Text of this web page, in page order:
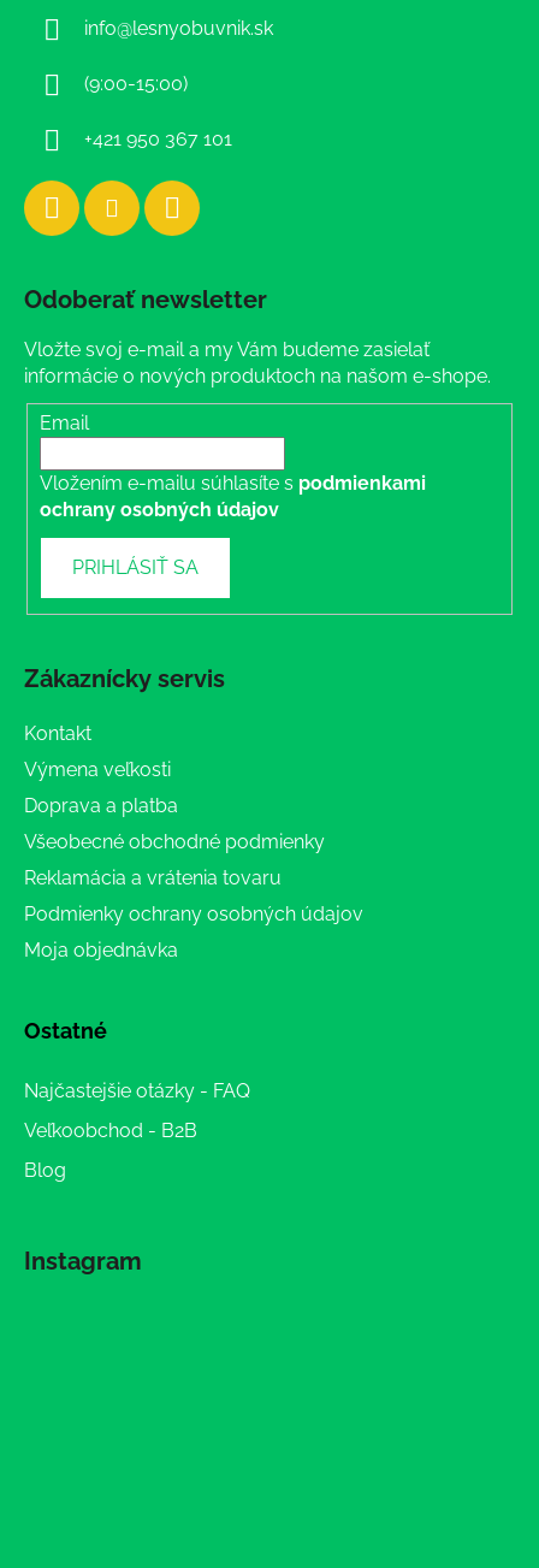
info@lesnyobuvnik.sk
(9:00-15:00)
+421 950 367 101
Odoberať newsletter
Vložte svoj e-mail a my Vám budeme zasielať
informácie o nových produktoch na našom e-shope.
Email
Vložením e-mailu súhlasíte s podmienkami
ochrany osobných údajov
PRIHLÁSIŤ SA
Zákaznícky servis
Kontakt
Výmena veľkosti
Doprava a platba
Všeobecné obchodné podmienky
Reklamácia a vrátenia tovaru
Podmienky ochrany osobných údajov
Moja objednávka
Ostatné
Najčastejšie otázky - FAQ
Veľkoobchod - B2B
Blog
Instagram